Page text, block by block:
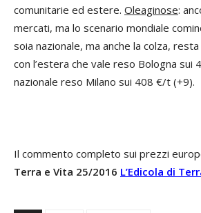
comunitarie ed estere. Oleaginose:
mercati, ma lo scenario mondiale
soia nazionale, ma anche la colza,
con l’estera che vale reso Bologna sui
nazionale reso Milano sui 408 €/t (+9).
Il commento completo sui prezzi
Terra e Vita 25/2016 L’Edicola di